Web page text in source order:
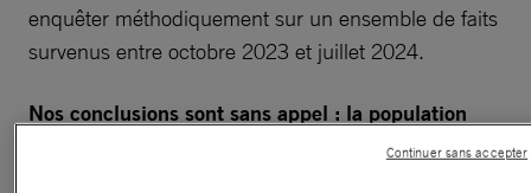
enquêter méthodiquement sur un ensemble de faits
survenus entre octobre 2023 et juillet 2024.
Nos conclusions sont sans appel : la population
palestinienne est victime d’un génocide.Continuer sans accepter